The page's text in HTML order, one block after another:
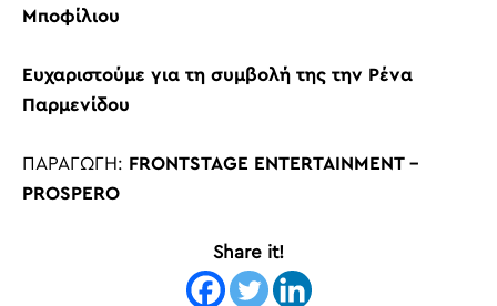
Μποφίλιου
Ευχαριστούμε για τη συμβολή της την Ρένα
Παρμενίδου
ΠΑΡΑΓΩΓΗ: FRONTSTAGE ENTERTAINMENT –
PROSPERO
Share it!